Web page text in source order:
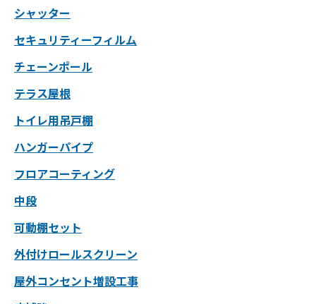
シャッター
セキュリティーフィルム
チェーンポール
テラス屋根
トイレ用吊戸棚
ハンガーパイプ
フロアコーティング
中段
可動棚セット
外付けロールスクリーン
屋外コンセント増設工事